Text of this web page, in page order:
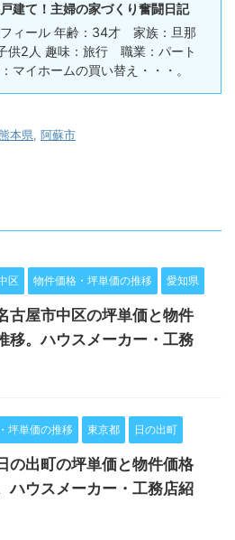
建て！主婦の家づくり奮闘日記
ィール 年齢：34才 家族：旦那
供2人 趣味：旅行 職業：パート
マイホームの買い替え・・・。
熊本県 阿蘇市
区 物件価格・坪単価の推移 愛知県
古屋市中区の坪単価と物件
移。ハウスメーカー・工務
坪単価の推移 東京都 日の出町
の出町の坪単価と物件価格
ハウスメーカー・工務店紹